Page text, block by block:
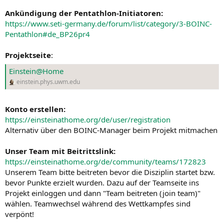
Ankündigung der Pentathlon-Initiatoren:
https://www.seti-germany.de/forum/list/category/3-BOINC-
Pentathlon#de_BP26pr4
Projektseite:
Einstein@Home
einstein.phys.uwm.edu
Konto erstellen:
https://einsteinathome.org/de/user/registration
Alternativ über den BOINC-Manager beim Projekt mitmachen
Unser Team mit Beitrittslink:
https://einsteinathome.org/de/community/teams/172823
Unserem Team bitte beitreten bevor die Disziplin startet bzw.
bevor Punkte erzielt wurden. Dazu auf der Teamseite ins
Projekt einloggen und dann "Team beitreten (join team)"
wählen. Teamwechsel während des Wettkampfes sind
verpönt!